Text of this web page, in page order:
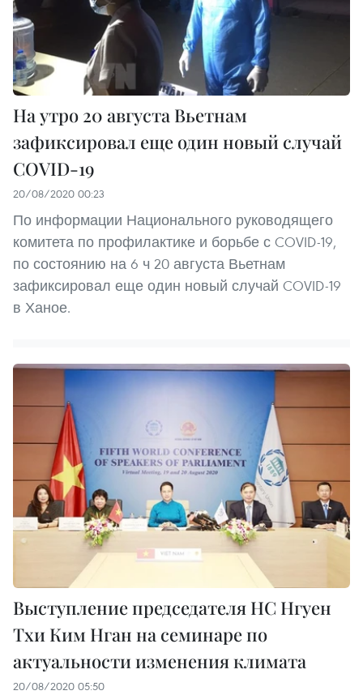
На утро 20 августа Вьетнам
зафиксировал еще один новый случай
COVID-19
20/08/2020 00:23
По информации Национального руководящего
комитета по профилактике и борьбе с COVID-19,
по состоянию на 6 ч 20 августа Вьетнам
зафиксировал еще один новый случай COVID-19
в Ханое.
Выступление председателя НС Нгуен
Тхи Ким Нган на семинаре по
актуальности изменения климата
20/08/2020 05:50